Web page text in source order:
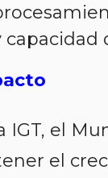
capacidad
IGT, el
el